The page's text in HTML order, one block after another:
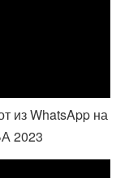
из WhatsApp на
2023